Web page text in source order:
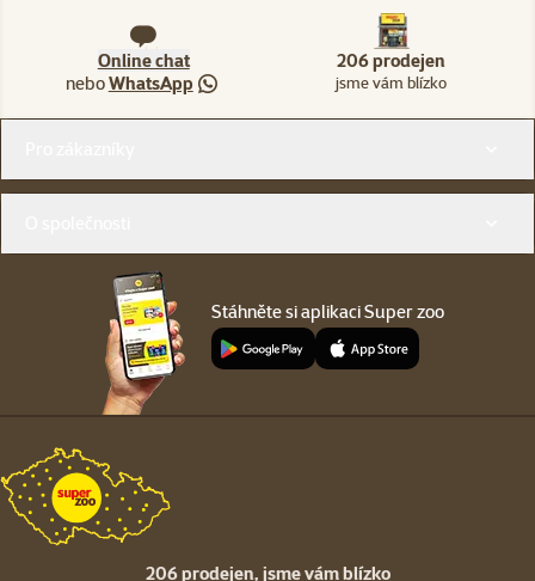
Online chat
neboWhatsApp
206 prodejen
jsme vám blízko
Stáhněte si aplikaci Super zoo
206 prodejen, jsme vám blízko